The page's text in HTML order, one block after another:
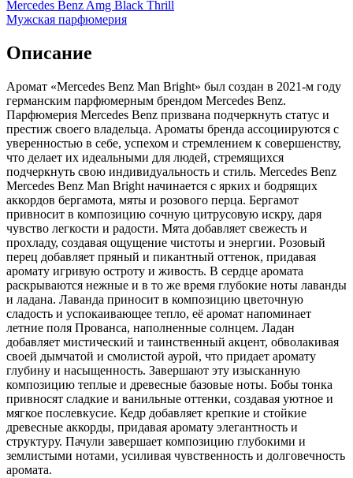
Mercedes Benz Amg Black Thrill
Мужская парфюмерия
Описание
Аромат «Mercedes Benz Man Bright» был создан в 2021-м году
германским парфюмерным брендом Mercedes Benz.
Парфюмерия Mercedes Benz призвана подчеркнуть статус и
престиж своего владельца. Ароматы бренда ассоциируются с
уверенностью в себе, успехом и стремлением к совершенству,
что делает их идеальными для людей, стремящихся
подчеркнуть свою индивидуальность и стиль. Mercedes Benz
Mercedes Benz Man Bright начинается с ярких и бодрящих
аккордов бергамота, мяты и розового перца. Бергамот
привносит в композицию сочную цитрусовую искру, даря
чувство легкости и радости. Мята добавляет свежесть и
прохладу, создавая ощущение чистоты и энергии. Розовый
перец добавляет пряный и пикантный оттенок, придавая
аромату игривую остроту и живость. В сердце аромата
раскрываются нежные и в то же время глубокие ноты лаванды
и ладана. Лаванда приносит в композицию цветочную
сладость и успокаивающее тепло, её аромат напоминает
летние поля Прованса, наполненные солнцем. Ладан
добавляет мистический и таинственный акцент, обволакивая
своей дымчатой и смолистой аурой, что придает аромату
глубину и насыщенность. Завершают эту изысканную
композицию теплые и древесные базовые ноты. Бобы тонка
привносят сладкие и ванильные оттенки, создавая уютное и
мягкое послевкусие. Кедр добавляет крепкие и стойкие
древесные аккорды, придавая аромату элегантность и
структуру. Пачули завершает композицию глубокими и
землистыми нотами, усиливая чувственность и долговечность
аромата.